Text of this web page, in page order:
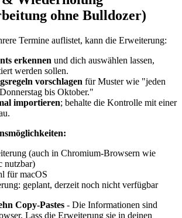
ohne Bulldozer)
Termine auflistet, kann die Erweiterung:
erkennen und dich auswählen lassen,
werden sollen.
vorschlagen für Muster wie "jeden
bis Oktober."
importieren; behalte die Kontrolle mit einer
(auch in Chromium-Browsern wie
nutzbar)
für macOS
geplant, derzeit noch nicht verfügbar
Copy-Pastes - Die Informationen sind
Lass die Erweiterung sie in deinen